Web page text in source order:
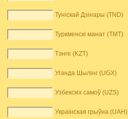
Туніскай Дзінары (TND)
Туркменскі манат (TMT)
Тэнге (KZT)
Уганда Шылінг (UGX)
Узбекскіх самоў (UZS)
Украінская грыўна (UAH)